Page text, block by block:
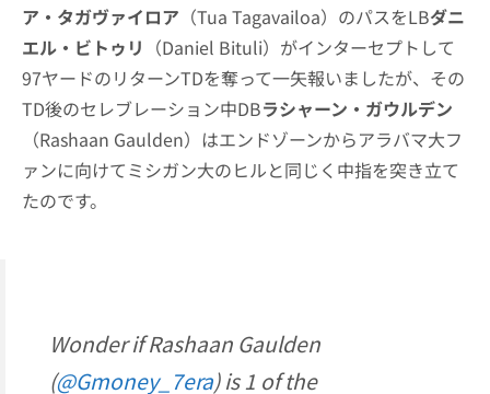
ア・タガヴァイロア （Tua Tagavailoa）のパスをLBダニ
エル・ビトゥリ （Daniel Bituli）がインターセプトして
97ヤードのリターンTDを奪って一矢報いましたが、その
TD後のセレブレーション中DBラシャーン・ガウルデン
（Rashaan Gaulden）はエンドゾーンからアラバマ大フ
ァンに向けてミシガン大のヒルと同じく中指を突き立て
たのです。
Wonder if Rashaan Gaulden
(@Gmoney_7era) is 1 of the